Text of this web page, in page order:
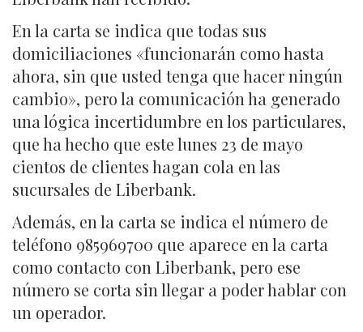
En la carta se indica que todas sus
domiciliaciones «funcionarán como hasta
ahora, sin que usted tenga que hacer ningún
cambio», pero la comunicación ha generado
una lógica incertidumbre en los particulares,
que ha hecho que este lunes 23 de mayo
cientos de clientes hagan cola en las
sucursales de Liberbank.
Además, en la carta se indica el número de
teléfono 985969700 que aparece en la carta
como contacto con Liberbank, pero ese
número se corta sin llegar a poder hablar con
un operador.